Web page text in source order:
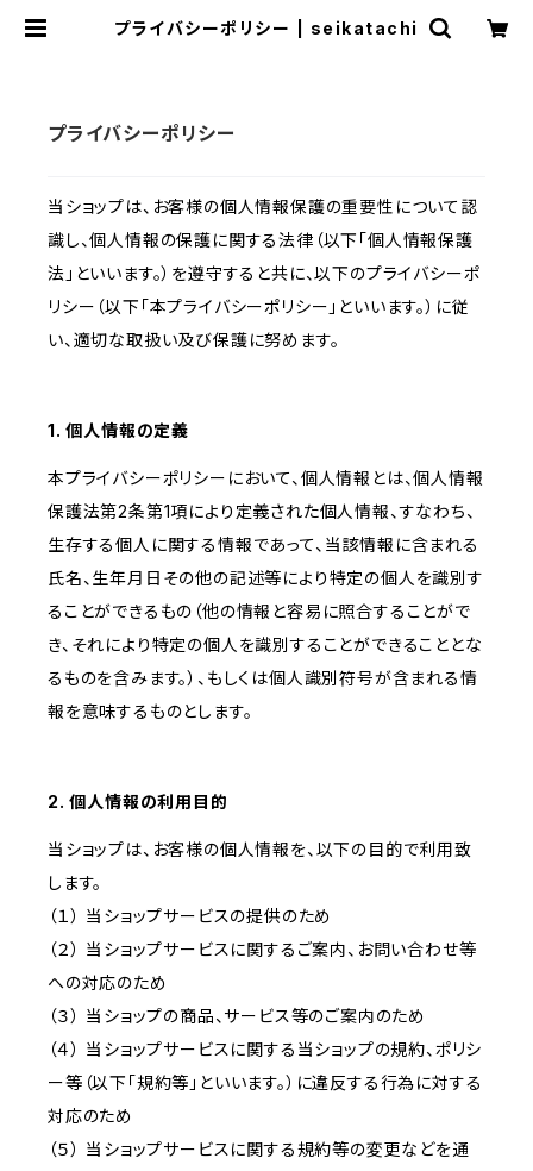
プライバシーポリシー | seikatachi
プライバシーポリシー
当ショップは、お客様の個人情報保護の重要性について認
識し、個人情報の保護に関する法律（以下「個人情報保護
法」といいます。）を遵守すると共に、以下のプライバシーポ
リシー（以下「本プライバシーポリシー」といいます。）に従
い、適切な取扱い及び保護に努めます。
1. 個人情報の定義
本プライバシーポリシーにおいて、個人情報とは、個人情報
保護法第2条第1項により定義された個人情報、すなわち、
生存する個人に関する情報であって、当該情報に含まれる
氏名、生年月日その他の記述等により特定の個人を識別す
ることができるもの（他の情報と容易に照合することがで
き、それにより特定の個人を識別することができることとな
るものを含みます。）、もしくは個人識別符号が含まれる情
報を意味するものとします。
2. 個人情報の利用目的
当ショップは、お客様の個人情報を、以下の目的で利用致
します。
（１） 当ショップサービスの提供のため
（２） 当ショップサービスに関するご案内、お問い合わせ等
への対応のため
（３） 当ショップの商品、サービス等のご案内のため
（４） 当ショップサービスに関する当ショップの規約、ポリシ
ー等（以下「規約等」といいます。）に違反する行為に対する
対応のため
（５） 当ショップサービスに関する規約等の変更などを通